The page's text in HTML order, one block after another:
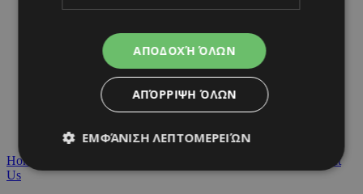
Home
Contact
Us
ΑΠΟΔΟΧΉ ΌΛΩΝ
ΑΠΌΡΡΙΨΗ ΌΛΩΝ
ΕΜΦΆΝΙΣΗ ΛΕΠΤΟΜΕΡΕΙΏΝ